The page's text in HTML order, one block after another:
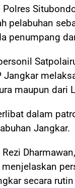
Polres
pelabuhan
penumpang
Jangkar
maupun dari
dalam
Jangkar.
menjelaskan
secara